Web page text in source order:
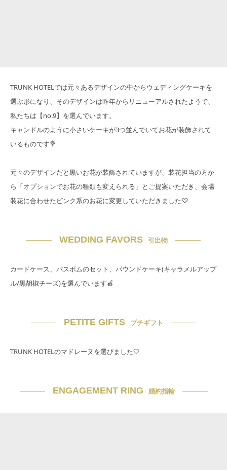
TRUNK HOTELでは元々あるデザインの中からウェディングケーキを
選ぶ形になり、そのデザインは昨年からリニューアルされたようで、
私たちは【no.9】を選んでいます。
キャンドルのように小さいケーキが3つ並んでいてお花が装飾されて
いるものです💐
元々のデザインだと黒いお花が装飾されていますが、装花担当の方か
ら「オプションでお花の種類も変えられる」とご提案いただき、会場
装花に合わせたピンク系のお花に変更していただきました♡
WEDDING FAVORS 引出物
カードケース、バスボムのセット、パウンドケーキ(キャラメルアップ
ル/黒胡椒チーズ)を選んでいます🍎
PETITE GIFTS プチギフト
TRUNK HOTELのマドレーヌを選びました🤍
ENGAGEMENT RING 婚約指輪